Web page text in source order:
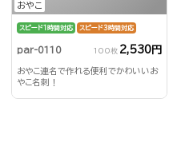
おやこ
スピード1時間対応 スピード3時間対応
par-0110 100枚 2,530円
おやこ連名で作れる便利でかわいいお
やこ名刺！